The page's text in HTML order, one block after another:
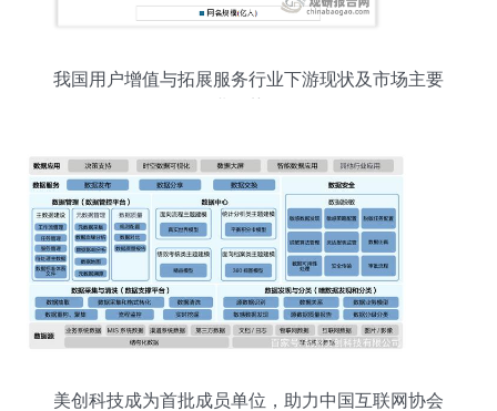
我国用户增值与拓展服务行业下游现状及市场主要
美创科技成为首批成员单位，助力中国互联网协会